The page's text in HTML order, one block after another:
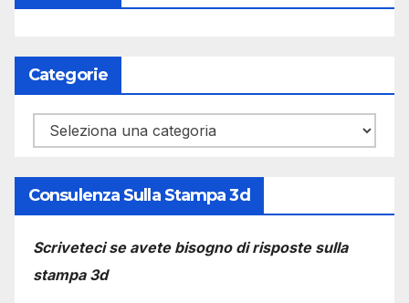
Categorie
Categorie
Consulenza Sulla Stampa 3d
Scriveteci se avete bisogno di risposte sulla
stampa 3d